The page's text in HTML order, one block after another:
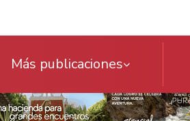
Más publicaciones